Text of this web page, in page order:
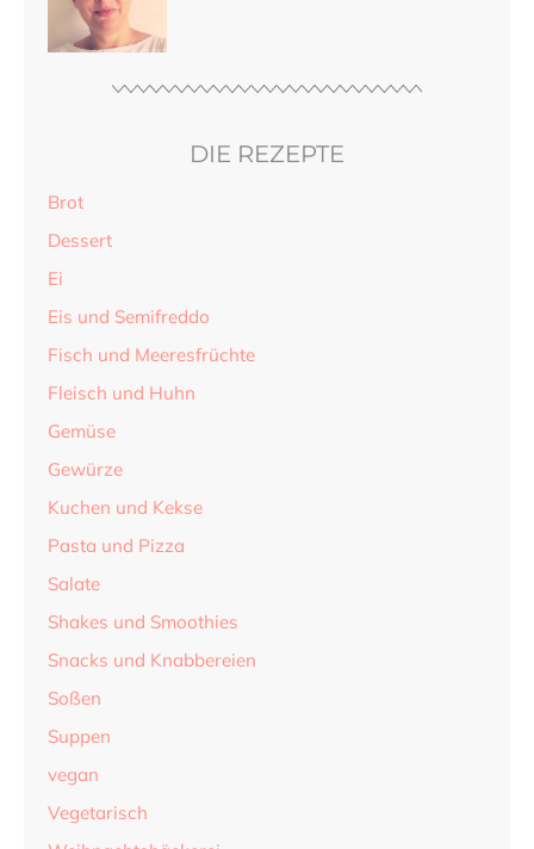
DIE REZEPTE
Brot
Dessert
Ei
Eis und Semifreddo
Fisch und Meeresfrüchte
Fleisch und Huhn
Gemüse
Gewürze
Kuchen und Kekse
Pasta und Pizza
Salate
Shakes und Smoothies
Snacks und Knabbereien
Soßen
Suppen
vegan
Vegetarisch